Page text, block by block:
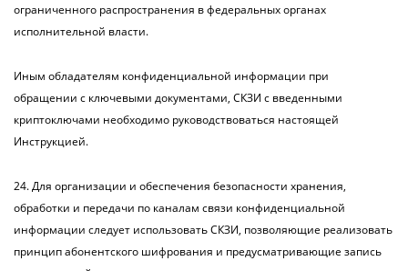
ограниченного распространения в федеральных органах
исполнительной власти.
Иным обладателям конфиденциальной информации при
обращении с ключевыми документами, СКЗИ с введенными
криптоключами необходимо руководствоваться настоящей
Инструкцией.
24. Для организации и обеспечения безопасности хранения,
обработки и передачи по каналам связи конфиденциальной
информации следует использовать СКЗИ, позволяющие реализовать
принцип абонентского шифрования и предусматривающие запись